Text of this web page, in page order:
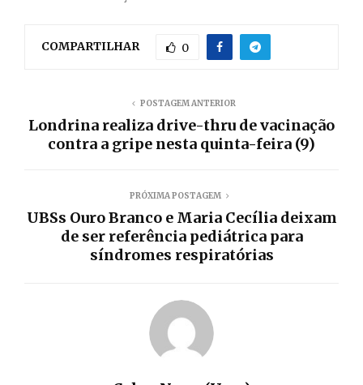
COMPARTILHAR 0
POSTAGEM ANTERIOR
Londrina realiza drive-thru de vacinação
contra a gripe nesta quinta-feira (9)
PRÓXIMA POSTAGEM
UBSs Ouro Branco e Maria Cecília deixam
de ser referência pediátrica para
síndromes respiratórias